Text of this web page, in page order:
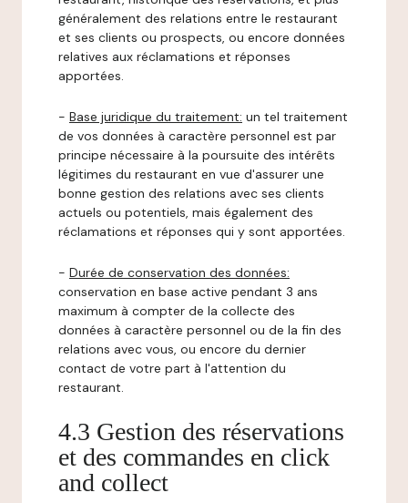
généralement des relations entre le restaurant
et ses clients ou prospects, ou encore données
relatives aux réclamations et réponses
apportées.
- Base juridique du traitement: un tel traitement
de vos données à caractère personnel est par
principe nécessaire à la poursuite des intérêts
légitimes du restaurant en vue d'assurer une
bonne gestion des relations avec ses clients
actuels ou potentiels, mais également des
réclamations et réponses qui y sont apportées.
- Durée de conservation des données:
conservation en base active pendant 3 ans
maximum à compter de la collecte des
données à caractère personnel ou de la fin des
relations avec vous, ou encore du dernier
contact de votre part à l'attention du
restaurant.
4.3 Gestion des réservations
et des commandes en click
and collect